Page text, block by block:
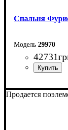
Спальня
29970
42731
Продается